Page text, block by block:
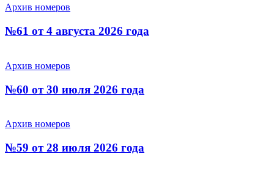
Архив номеров
№61 от 4 августа 2026 года
Архив номеров
№60 от 30 июля 2026 года
Архив номеров
№59 от 28 июля 2026 года